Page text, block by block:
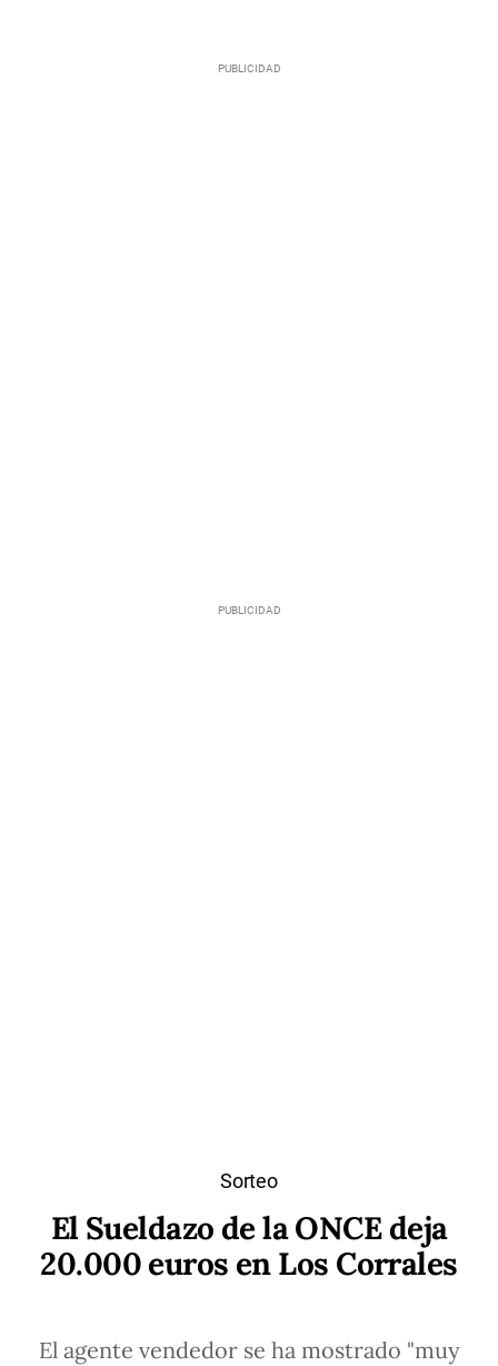
Sorteo
El Sueldazo de la ONCE deja
20.000 euros en Los Corrales
El agente vendedor se ha mostrado "muy